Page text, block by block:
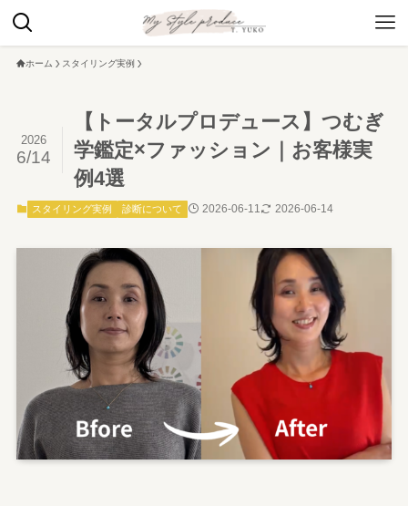
ホーム スタイリング実例
【トータルプロデュース】つむぎ
学鑑定×ファッション｜お客様実
例4選
2026
6/14
スタイリング実例 診断について 2026-06-11 2026-06-14